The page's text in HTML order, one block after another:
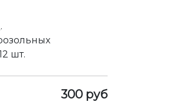
шт.
300 руб